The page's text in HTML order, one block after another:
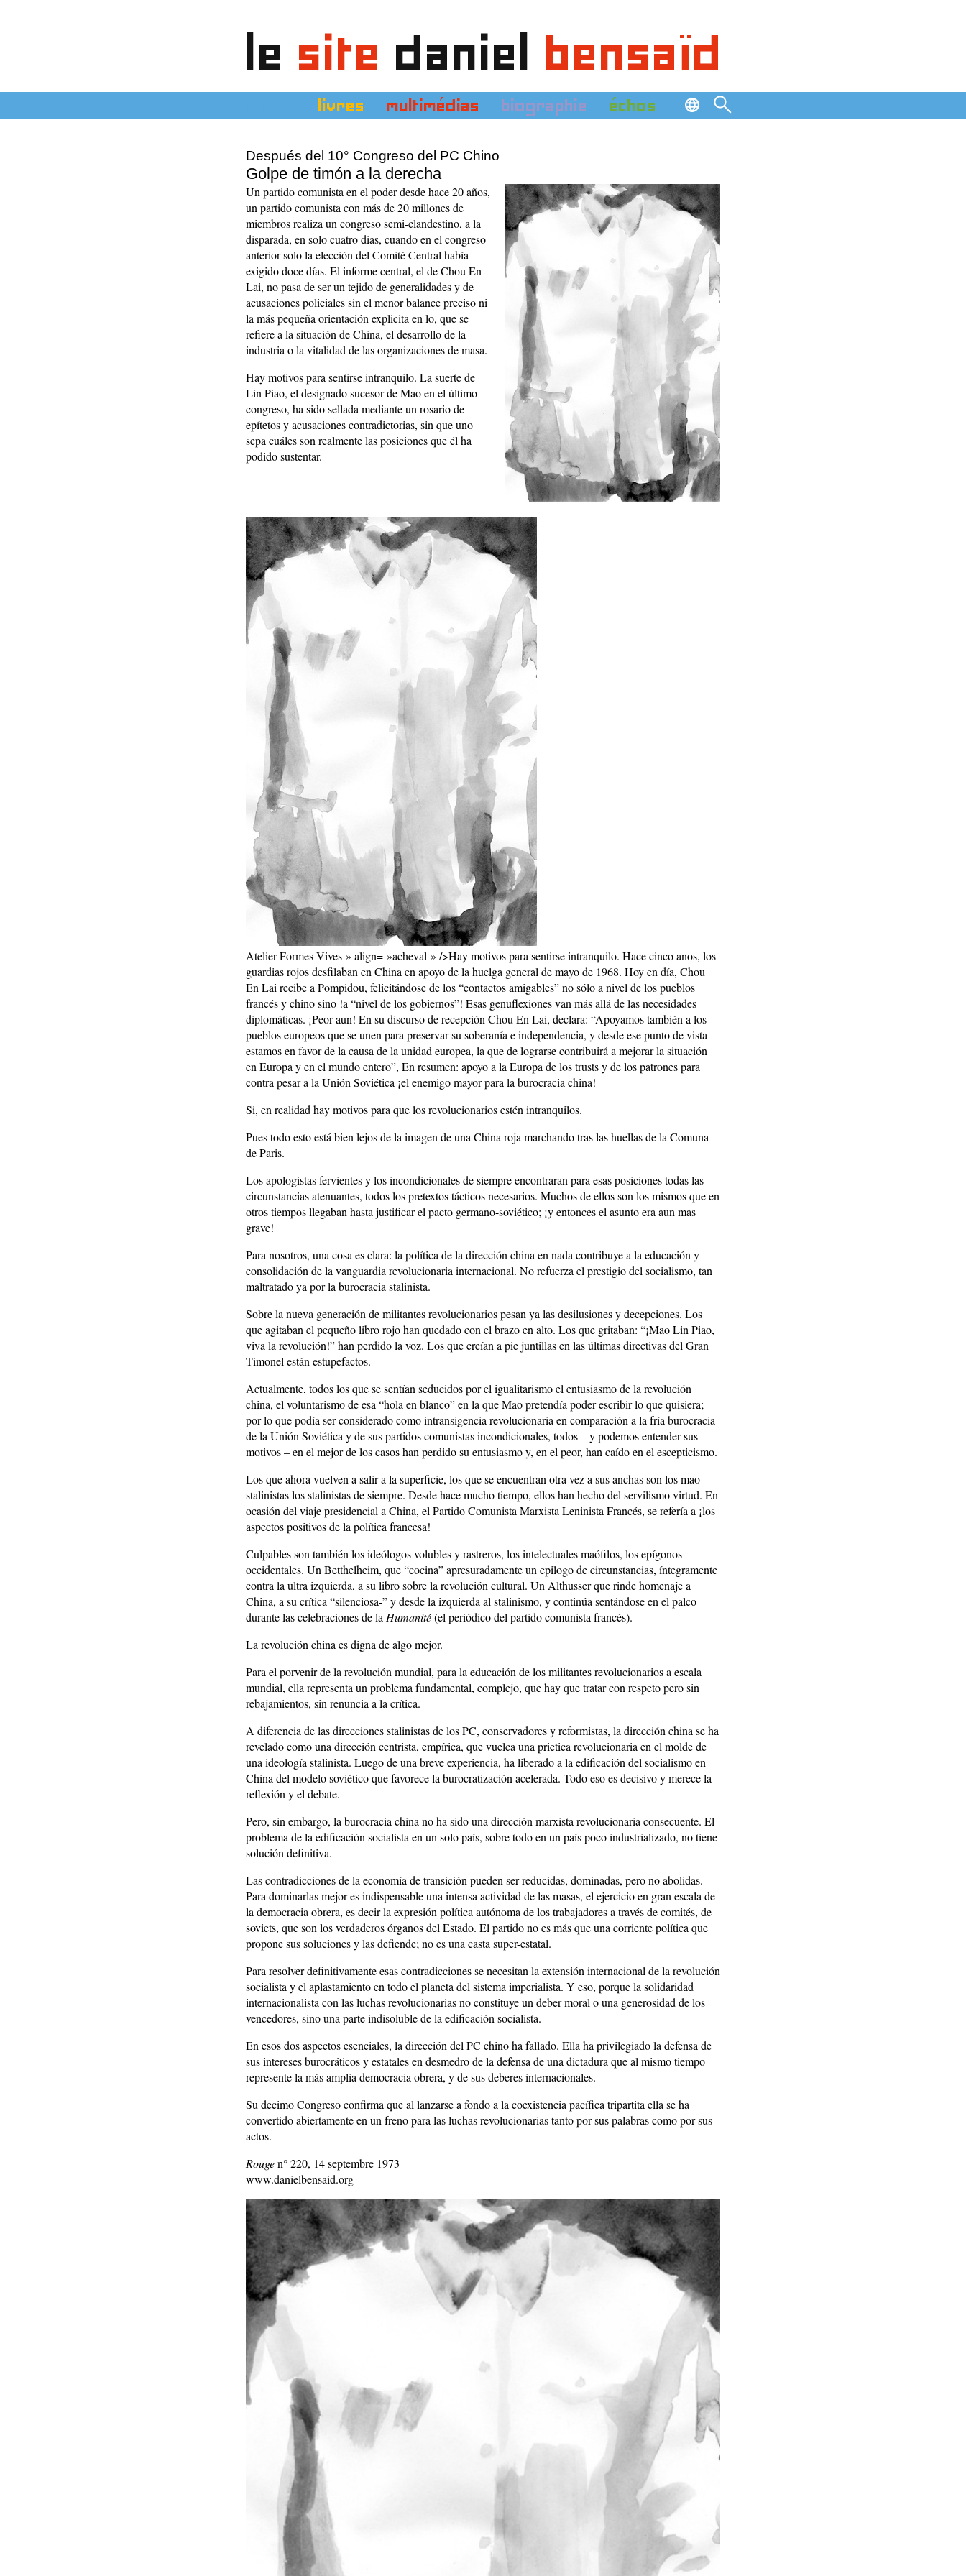
le site daniel bensaïd
livres multimédias biographie échos
Después del 10° Congreso del PC Chino
Golpe de timón a la derecha
Un partido comunista en el poder desde hace 20 años,
un partido comunista con más de 20 millones de
miembros realiza un congreso semi-clandestino, a la
disparada, en solo cuatro días, cuando en el congreso
anterior solo la elección del Comité Central había
exigido doce días. El informe central, el de Chou En
Lai, no pasa de ser un tejido de generalidades y de
acusaciones policiales sin el menor balance preciso ni
la más pequeña orientación explicita en lo, que se
refiere a la situación de China, el desarrollo de la
industria o la vitalidad de las organizaciones de masa.
Hay motivos para sentirse intranquilo. La suerte de
Lin Piao, el designado sucesor de Mao en el último
congreso, ha sido sellada mediante un rosario de
epítetos y acusaciones contradictorias, sin que uno
sepa cuáles son realmente las posiciones que él ha
podido sustentar.
Atelier Formes Vives » align= »acheval » />Hay motivos para sentirse intranquilo. Hace cinco anos, los
guardias rojos desfilaban en China en apoyo de la huelga general de mayo de 1968. Hoy en día, Chou
En Lai recibe a Pompidou, felicitándose de los “contactos amigables” no sólo a nivel de los pueblos
francés y chino sino !a “nivel de los gobiernos”! Esas genuflexiones van más allá de las necesidades
diplomáticas. ¡Peor aun! En su discurso de recepción Chou En Lai, declara: “Apoyamos también a los
pueblos europeos que se unen para preservar su soberanía e independencia, y desde ese punto de vista
estamos en favor de la causa de la unidad europea, la que de lograrse contribuirá a mejorar la situación
en Europa y en el mundo entero”, En resumen: apoyo a la Europa de los trusts y de los patrones para
contra pesar a la Unión Soviética ¡el enemigo mayor para la burocracia china!
Si, en realidad hay motivos para que los revolucionarios estén intranquilos.
Pues todo esto está bien lejos de la imagen de una China roja marchando tras las huellas de la Comuna
de Paris.
Los apologistas fervientes y los incondicionales de siempre encontraran para esas posiciones todas las
circunstancias atenuantes, todos los pretextos tácticos necesarios. Muchos de ellos son los mismos que en
otros tiempos llegaban hasta justificar el pacto germano-soviético; ¡y entonces el asunto era aun mas
grave!
Para nosotros, una cosa es clara: la política de la dirección china en nada contribuye a la educación y
consolidación de la vanguardia revolucionaria internacional. No refuerza el prestigio del socialismo, tan
maltratado ya por la burocracia stalinista.
Sobre la nueva generación de militantes revolucionarios pesan ya las desilusiones y decepciones. Los
que agitaban el pequeño libro rojo han quedado con el brazo en alto. Los que gritaban: “¡Mao Lin Piao,
viva la revolución!” han perdido la voz. Los que creían a pie juntillas en las últimas directivas del Gran
Timonel están estupefactos.
Actualmente, todos los que se sentían seducidos por el igualitarismo el entusiasmo de la revolución
china, el voluntarismo de esa “hola en blanco” en la que Mao pretendía poder escribir lo que quisiera;
por lo que podía ser considerado como intransigencia revolucionaria en comparación a la fría burocracia
de la Unión Soviética y de sus partidos comunistas incondicionales, todos – y podemos entender sus
motivos – en el mejor de los casos han perdido su entusiasmo y, en el peor, han caído en el escepticismo.
Los que ahora vuelven a salir a la superficie, los que se encuentran otra vez a sus anchas son los mao-
stalinistas los stalinistas de siempre. Desde hace mucho tiempo, ellos han hecho del servilismo virtud. En
ocasión del viaje presidencial a China, el Partido Comunista Marxista Leninista Francés, se refería a ¡los
aspectos positivos de la política francesa!
Culpables son también los ideólogos volubles y rastreros, los intelectuales maófilos, los epígonos
occidentales. Un Betthelheim, que “cocina” apresuradamente un epilogo de circunstancias, íntegramente
contra la ultra izquierda, a su libro sobre la revolución cultural. Un Althusser que rinde homenaje a
China, a su crítica “silenciosa-” y desde la izquierda al stalinismo, y continúa sentándose en el palco
durante las celebraciones de la Humanité(el periódico del partido comunista francés).
La revolución china es digna de algo mejor.
Para el porvenir de la revolución mundial, para la educación de los militantes revolucionarios a escala
mundial, ella representa un problema fundamental, complejo, que hay que tratar con respeto pero sin
rebajamientos, sin renuncia a la crítica.
A diferencia de las direcciones stalinistas de los PC, conservadores y reformistas, la dirección china se ha
revelado como una dirección centrista, empírica, que vuelca una prietica revolucionaria en el molde de
una ideología stalinista. Luego de una breve experiencia, ha liberado a la edificación del socialismo en
China del modelo soviético que favorece la burocratización acelerada. Todo eso es decisivo y merece la
reflexión y el debate.
Pero, sin embargo, la burocracia china no ha sido una dirección marxista revolucionaria consecuente. El
problema de la edificación socialista en un solo país, sobre todo en un país poco industrializado, no tiene
solución definitiva.
Las contradicciones de la economía de transición pueden ser reducidas, dominadas, pero no abolidas.
Para dominarlas mejor es indispensable una intensa actividad de las masas, el ejercicio en gran escala de
la democracia obrera, es decir la expresión política autónoma de los trabajadores a través de comités, de
soviets, que son los verdaderos órganos del Estado. El partido no es más que una corriente política que
propone sus soluciones y las defiende; no es una casta super-estatal.
Para resolver definitivamente esas contradicciones se necesitan la extensión internacional de la revolución
socialista y el aplastamiento en todo el planeta del sistema imperialista. Y eso, porque la solidaridad
internacionalista con las luchas revolucionarias no constituye un deber moral o una generosidad de los
vencedores, sino una parte indisoluble de la edificación socialista.
En esos dos aspectos esenciales, la dirección del PC chino ha fallado. Ella ha privilegiado la defensa de
sus intereses burocráticos y estatales en desmedro de la defensa de una dictadura que al mismo tiempo
represente la más amplia democracia obrera, y de sus deberes internacionales.
Su decimo Congreso confirma que al lanzarse a fondo a la coexistencia pacífica tripartita ella se ha
convertido abiertamente en un freno para las luchas revolucionarias tanto por sus palabras como por sus
actos.
Rougen° 220, 14 septembre 1973
www.danielbensaid.org